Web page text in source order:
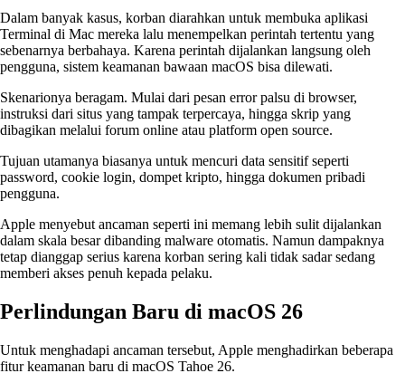
Dalam banyak kasus, korban diarahkan untuk membuka aplikasi
Terminal di Mac mereka lalu menempelkan perintah tertentu yang
sebenarnya berbahaya. Karena perintah dijalankan langsung oleh
pengguna, sistem keamanan bawaan macOS bisa dilewati.
Skenarionya beragam. Mulai dari pesan error palsu di browser,
instruksi dari situs yang tampak terpercaya, hingga skrip yang
dibagikan melalui forum online atau platform open source.
Tujuan utamanya biasanya untuk mencuri data sensitif seperti
password, cookie login, dompet kripto, hingga dokumen pribadi
pengguna.
Apple menyebut ancaman seperti ini memang lebih sulit dijalankan
dalam skala besar dibanding malware otomatis. Namun dampaknya
tetap dianggap serius karena korban sering kali tidak sadar sedang
memberi akses penuh kepada pelaku.
Perlindungan Baru di macOS 26
Untuk menghadapi ancaman tersebut, Apple menghadirkan beberapa
fitur keamanan baru di macOS Tahoe 26.